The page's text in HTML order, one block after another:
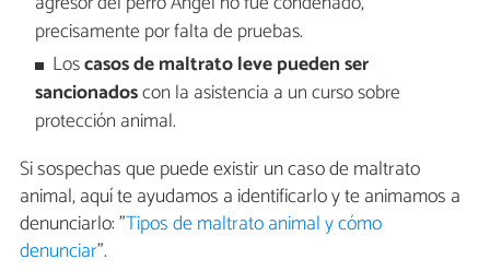
precisamente por falta de pruebas.
Loscasos de maltrato leve pueden ser
sancionadoscon la asistencia a un curso sobre
protección animal.
Si sospechas que puede existir un caso de maltrato
animal, aquí te ayudamos a identificarlo y te animamos a
denunciarlo: "Tipos de maltrato animal y cómo
denunciar".